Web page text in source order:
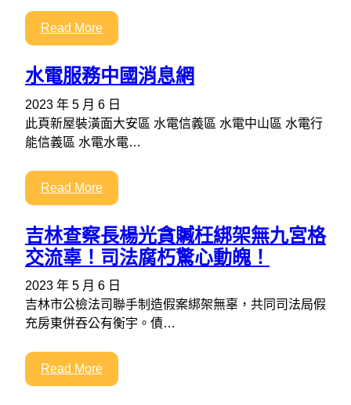
Read More
水電服務中國消息網
2023 年 5 月 6 日
此頁新屋裝潢面大安區 水電信義區 水電中山區 水電行
能信義區 水電水電…
Read More
吉林查察長楊光貪贓枉綁架無九宮格
交流辜！司法腐朽驚心動魄！
2023 年 5 月 6 日
吉林市公檢法司聯手制造假案綁架無辜，共同司法局假
充房東併吞公有衡宇。債…
Read More